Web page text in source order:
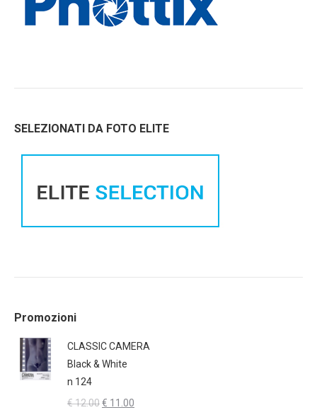
SELEZIONATI DA FOTO ELITE
Promozioni
CLASSIC CAMERA
Black & White
n 124
€12.00Il
€ 11.00